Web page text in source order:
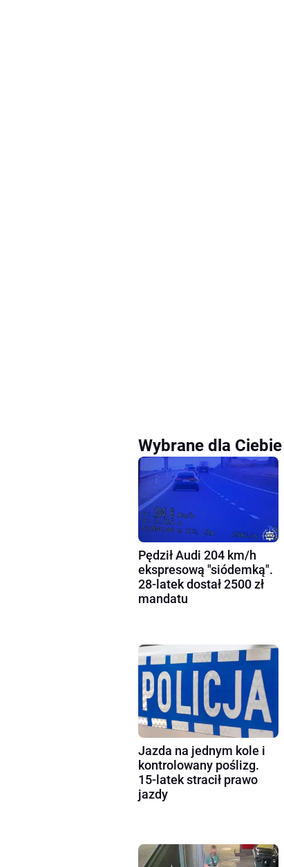
Wybrane dla Ciebie
Pędził Audi 204 km/h
ekspresową "siódemką".
28-latek dostał 2500 zł
mandatu
Jazda na jednym kole i
kontrolowany poślizg.
15-latek stracił prawo
jazdy